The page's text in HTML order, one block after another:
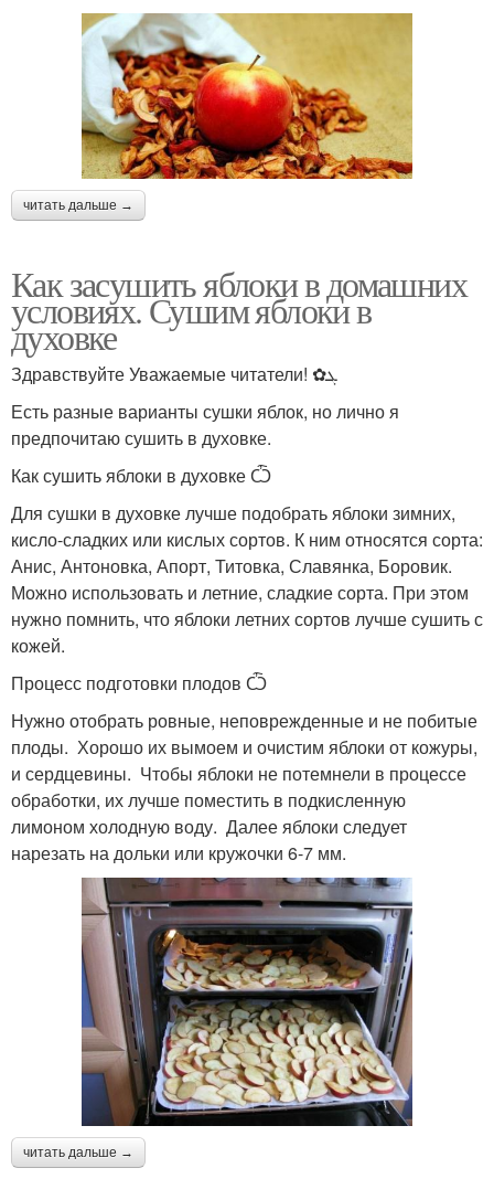
читать дальше →
Как засушить яблоки в домашних
условиях. Сушим яблоки в
духовке
Здравствуйте Уважаемые читатели! ✿ܓ
Есть разные варианты сушки яблок, но лично я
предпочитаю сушить в духовке.
Как сушить яблоки в духовке Ѽ
Для сушки в духовке лучше подобрать яблоки зимних,
кисло-сладких или кислых сортов. К ним относятся сорта:
Анис, Антоновка, Апорт, Титовка, Славянка, Боровик.
Можно использовать и летние, сладкие сорта. При этом
нужно помнить, что яблоки летних сортов лучше сушить с
кожей.
Процесс подготовки плодов Ѽ
Нужно отобрать ровные, неповрежденные и не побитые
плоды. Хорошо их вымоем и очистим яблоки от кожуры,
и сердцевины. Чтобы яблоки не потемнели в процессе
обработки, их лучше поместить в подкисленную
лимоном холодную воду. Далее яблоки следует
нарезать на дольки или кружочки 6-7 мм.
читать дальше →